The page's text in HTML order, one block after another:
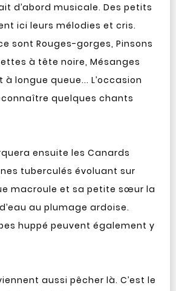
d’abord musicale. Des petits
ici leurs mélodies et cris.
sont Rouges-gorges, Pinsons
à tête noire, Mésanges
longue queue... L’occasion
quelques chants
ensuite les Canards
tuberculés évoluant sur
macroule et sa petite sœur la
au plumage ardoise.
huppé peuvent également y
aussi pêcher là. C’est le